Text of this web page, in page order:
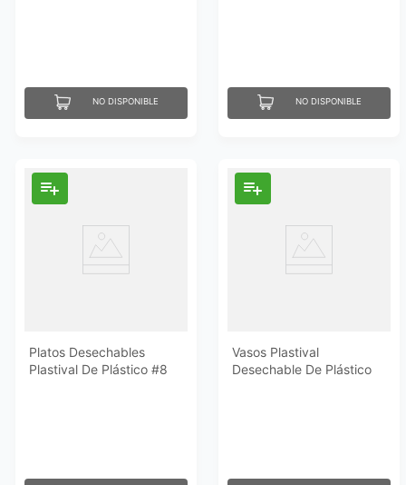
NO DISPONIBLE NO DISPONIBLE
Platos Desechables
Plastival De Plástico #8
Vasos Plastival
Desechable De Plástico